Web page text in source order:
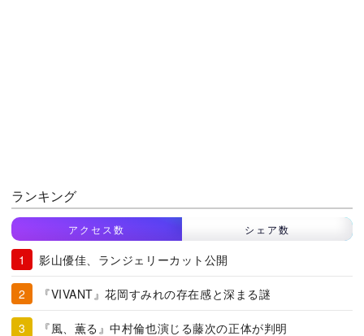
ランキング
アクセス数 シェア数
影山優佳、ランジェリーカット公開
『VIVANT』花岡すみれの存在感と深まる謎
『風、薫る』中村倫也演じる藤次の正体が判明